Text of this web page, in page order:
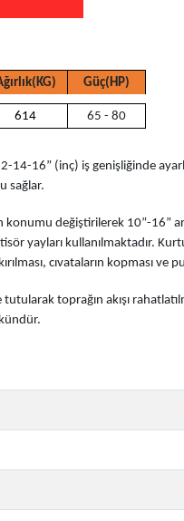
Güç(HP)
614 65 - 80
16” (inç) iş genişliğinde
sağlar.
konumu değiştirilerek 10”-16”
yayları kullanılmaktadır.
cıvataların kopması
toprağın akışı